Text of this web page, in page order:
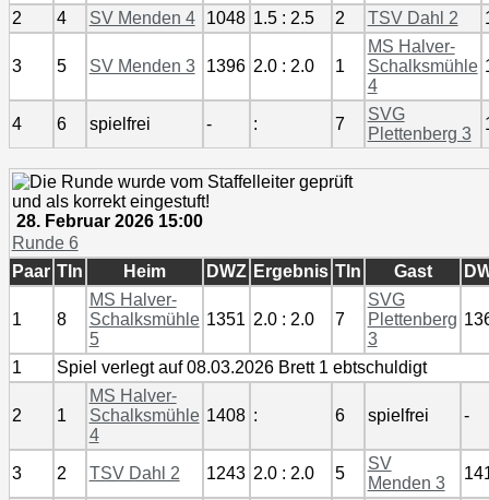
2 4 SV Menden 4 1048 1.5 : 2.5 2 TSV Dahl 2
3 5 SV Menden 3 1396 2.0 : 2.0 1
MS Halver-
Schalksmühle
4
4 6 spielfrei - : 7
SVG
Plettenberg 3
28. Februar 2026 15:00
Runde 6
Paar Tln Heim DWZ Ergebnis Tln Gast
1 8
MS Halver-
Schalksmühle
5
1351 2.0 : 2.0 7
SVG
Plettenberg
3
1 Spiel verlegt auf 08.03.2026 Brett 1 ebtschuldigt
2 1
MS Halver-
Schalksmühle
4
1408 : 6 spielfrei -
3 2 TSV Dahl 2 1243 2.0 : 2.0 5
SV
Menden 3